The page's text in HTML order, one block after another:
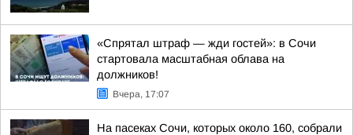
«Спрятал штраф — жди гостей»: в Сочи
стартовала масштабная облава на
должников!
Вчера, 17:07
На пасеках Сочи, которых около 160, собрали